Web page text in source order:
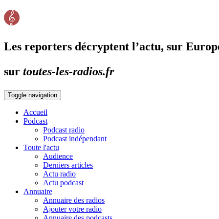
Les reporters décryptent l’actu, sur
sur toutes-les-radios.fr
Toggle navigation
Accueil
Podcast
Podcast radio
Podcast indépendant
Toute l'actu
Audience
Derniers articles
Actu radio
Actu podcast
Annuaire
Annuaire des radios
Ajouter votre radio